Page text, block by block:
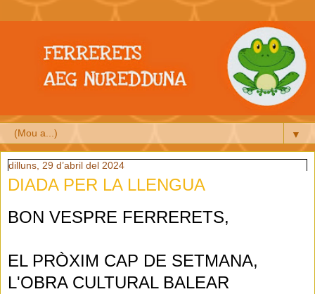
▼
dilluns, 29 d’abril del 2024
DIADA PER LA LLENGUA
BON VESPRE FERRERETS,
EL PRÒXIM CAP DE SETMANA,
L'OBRA CULTURAL BALEAR